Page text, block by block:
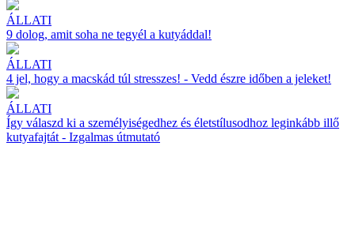
ÁLLATI
9 dolog, amit soha ne tegyél a kutyáddal!
ÁLLATI
4 jel, hogy a macskád túl stresszes! - Vedd észre időben a jeleket!
ÁLLATI
Így válaszd ki a személyiségedhez és életstílusodhoz leginkább illő
kutyafajtát - Izgalmas útmutató